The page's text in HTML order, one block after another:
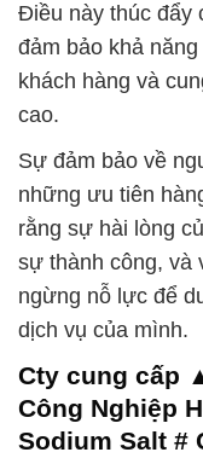
Điều này thúc đẩy
đảm bảo khả
khách hàng và
cao.
Sự đảm bảo về
những ưu tiên
rằng sự hài lòng
sự thành công, và
ngừng nỗ lực để
dịch vụ của mình.
Cty cung cấp
Công Nghiệp
Sodium Salt #